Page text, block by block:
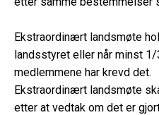
Ekstraordinært landsmøte
landsstyret eller når minst
medlemmene har krevd det.
Ekstraordinært landsmøte
etter at vedtak om det er